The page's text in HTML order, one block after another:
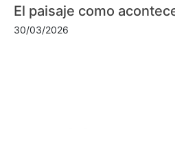
El paisaje como
30/03/2026